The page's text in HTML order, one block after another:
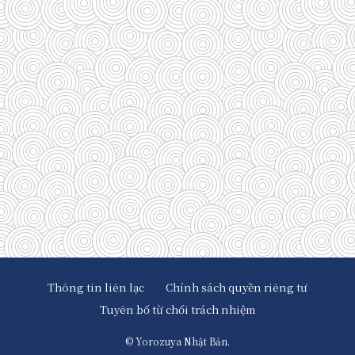
(128)
(33)
(33)
(35)
(58)
(95)
(83)
Thông tin liên lạc
Chính sách quyền riêng tư
Tuyên bố từ chối trách nhiệm
©Yorozuya Nhật Bản.